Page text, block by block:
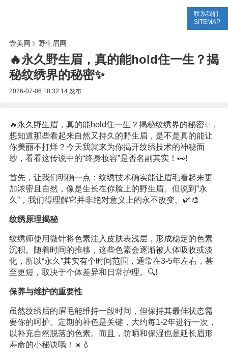
联系我们
SITEMAP
壹美网 》 野生眉网
🔥永久野生眉，真的能hold住一生？揭
秘纹绣界的秘密✨
2026-07-06 18:32:14发布
🔥永久野生眉，真的能hold住一生？揭秘纹绣界的秘密✨，
想知道那些看起来自然又持久的野生眉，是不是真的能让
你美丽不打烊？今天我就来为你揭开纹绣技术的神秘面
纱，看看这传说中的“终身妆容”是否名副其实！👀!
首先，让我们明确一点：纹绣技术确实能让眉毛看起来更
加浓密且自然，像是生长在你脸上的野生眉。但说到“永
久”，我们得理解它并非绝对意义上的永不改变。🌿🎨
纹绣原理揭秘
纹绣师使用微针将色素注入皮肤表浅层，形成稳定的色素
沉积。随着时间的推移，这些色素会逐渐被人体吸收或淡
化，所以“永久”其实有个时间范围，通常在3-5年左右，甚
至更短，取决于个体差异和日常护理。🔍!
保养与维护的重要性
虽然纹绣后的眉毛能维持一段时间，但保持其最佳状态需
要你的呵护。定期的补色是关键，大约每1-2年进行一次，
以补充自然脱落的色素。而且，防晒和保湿也是延长眉形
寿命的小秘诀哦！☀️💧